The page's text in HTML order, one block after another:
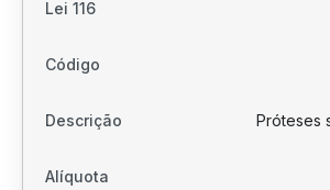
Próteses